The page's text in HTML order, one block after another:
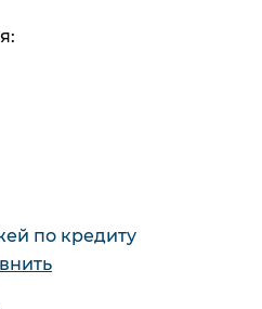
по кредиту